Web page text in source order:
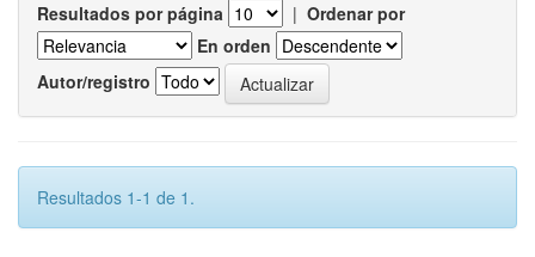
Resultados por página | Ordenar por
En orden
Autor/registro
Resultados 1-1 de 1.